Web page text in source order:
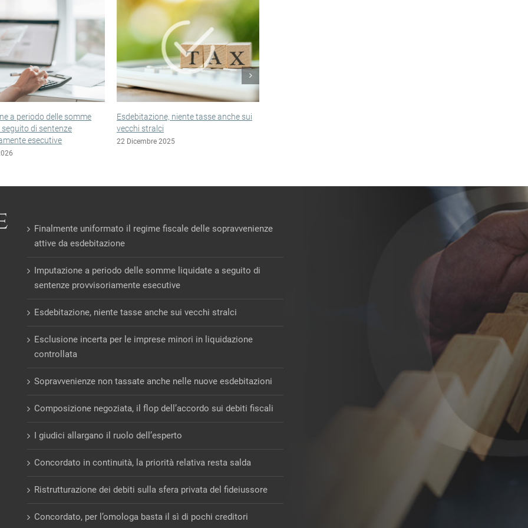
niente tasse anche sui
stralci
Dicembre 2025
Esclusione incerta per le imprese minori
in liquidazione controllata
22 Dicembre 2025
Finalmente uniformato il regime fiscale delle sopravvenienze
attive da esdebitazione
Imputazione a periodo delle somme liquidate a seguito di
sentenze provvisoriamente esecutive
Esdebitazione, niente tasse anche sui vecchi stralci
Esclusione incerta per le imprese minori in liquidazione
controllata
Sopravvenienze non tassate anche nelle nuove esdebitazioni
Composizione negoziata, il flop dell’accordo sui debiti fiscali
I giudici allargano il ruolo dell’esperto
Concordato in continuità, la priorità relativa resta salda
Ristrutturazione dei debiti sulla sfera privata del fideiussore
Concordato, per l’omologa basta il sì di pochi creditori